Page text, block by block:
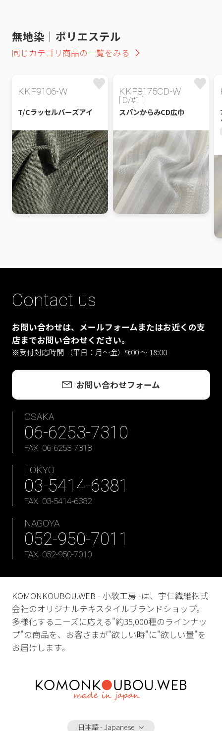
無地染｜ポリエステル
同じカテゴリ商品の一覧をみる
KKF9106-W
T/Cラッセルバーズアイ
KKF8175CD-W
[ D/#1 ]
スパンからみCD広巾
Contact us
お問い合わせは、メールフォームまたはお近くの支
店までお問い合わせください。
※受付対応時間 （平日：月〜金）9:00 ～ 18:00
お問い合わせフォーム
OSAKA
06-6253-7310
FAX. 06-6253-7318
TOKYO
03-5414-6381
FAX. 03-5414-6382
NAGOYA
052-950-7011
FAX. 052-950-7010
日本語 - Japanese
KOMONKOUBOU.WEB - 小紋工房 -は、宇仁繊維株式
会社のオリジナルテキスタイルブランドショップ。
多様化するニーズに応える"約35,000種のラインナッ
プ"の商品を、お客さまが"欲しい時"に"欲しい量"を
お届けします。